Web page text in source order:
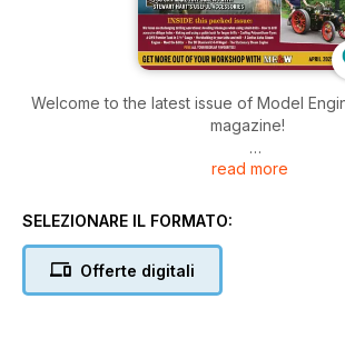
Welcome to the latest issue of Model
magazine!
Inside this issue includes: Gerald
detail at the use of small twist drills
read more
SELEZIONARE IL FORMATO:
Offerte digitali